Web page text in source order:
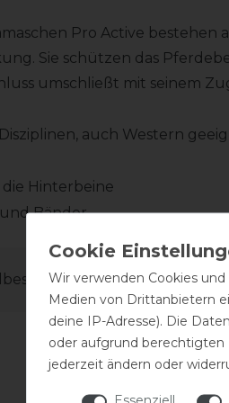
Pro Active
Sie schützen das
umschließt mit seinem
auch Western
Hinterbeine
Bänder
gefallen?
Wir verwenden Cookies
Medien von Drittanbietern
deine IP-Adresse). Die
oder aufgrund berechtigten
jederzeit ändern oder
Essenziell